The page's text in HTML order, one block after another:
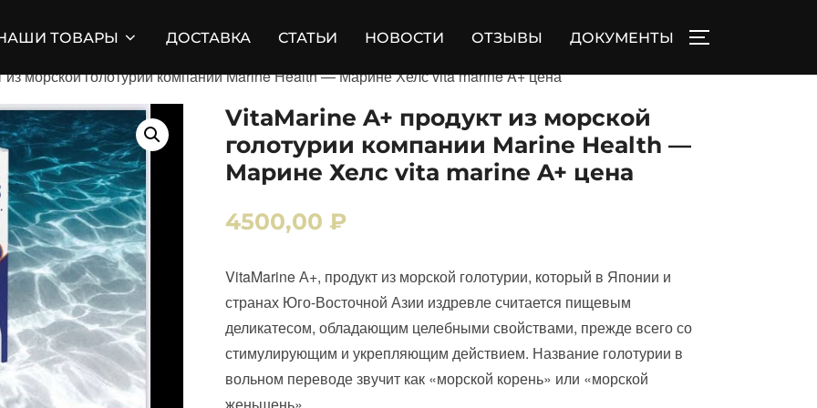
ТОВАРЫ ДОСТАВКА СТАТЬИ НОВОСТИ ОТЗЫВЫ ДОКУМЕНТЫ
из морской голотурии компании Marine Health — Марине Хелс vita marine A+ цена
VitaMarine A+ продукт из морской
голотурии компании Marine Health —
Марине Хелс vita marine A+ цена
4500,00 ₽
VitaMarine А+, продукт из морской голотурии, который в Японии и
странах Юго-Восточной Азии издревле считается пищевым
деликатесом, обладающим целебными свойствами, прежде всего со
стимулирующим и укрепляющим действием. Название голотурии в
вольном переводе звучит как «морской корень» или «морской
женьшень».